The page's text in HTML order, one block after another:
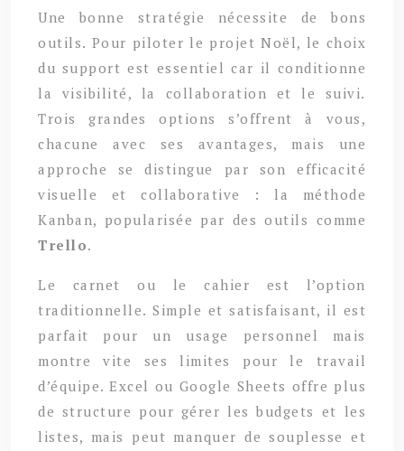
Une bonne stratégie nécessite de bons
outils. Pour piloter le projet Noël, le choix
du support est essentiel car il conditionne
la visibilité, la collaboration et le suivi.
Trois grandes options s’offrent à vous,
chacune avec ses avantages, mais une
approche se distingue par son efficacité
visuelle et collaborative : la méthode
Kanban, popularisée par des outils comme
Trello.
Le carnet ou le cahier est l’option
traditionnelle. Simple et satisfaisant, il est
parfait pour un usage personnel mais
montre vite ses limites pour le travail
d’équipe. Excel ou Google Sheets offre plus
de structure pour gérer les budgets et les
listes, mais peut manquer de souplesse et